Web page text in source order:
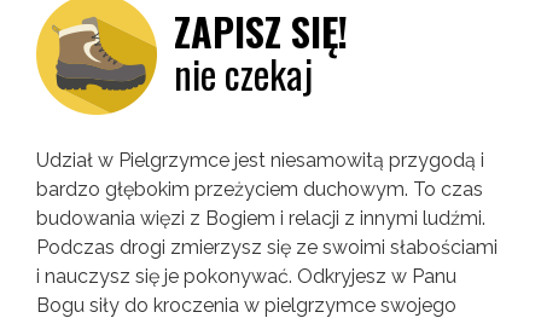
ZAPISZ SIĘ!
nie czekaj
Udział w Pielgrzymce jest niesamowitą przygodą i
bardzo głębokim przeżyciem duchowym. To czas
budowania więzi z Bogiem i relacji z innymi ludźmi.
Podczas drogi zmierzysz się ze swoimi słabościami
i nauczysz się je pokonywać. Odkryjesz w Panu
Bogu siły do kroczenia w pielgrzymce swojego